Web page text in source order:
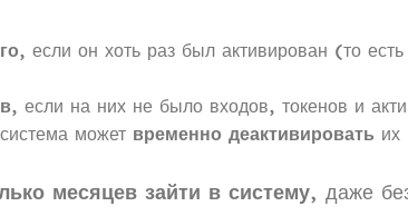
, если он хоть раз был активирован (то
, если на них не было входов, токенов и
может временно деактивировать их
месяцев зайти в систему, даже